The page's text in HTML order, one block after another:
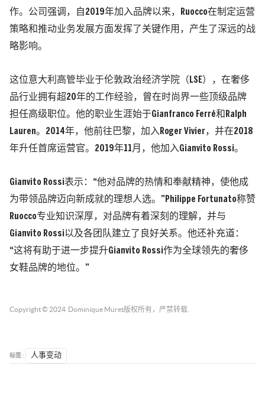
作。公司强调，自2019年加入品牌以来，Ruocco在制定运营
策略和推动业务发展方面发挥了关键作用，产生了深远的战
略影响。
这位意大利高管毕业于伦敦政治经济学院（LSE），在奢侈
品行业拥有超20年的工作经验，曾在时尚界一些顶级品牌
担任高级职位。他的职业生涯始于Gianfranco Ferré和Ralph
Lauren。2014年，他前往巴黎，加入Roger Vivier，并在2018
年升任首席运营官。2019年11月，他加入Gianvito Rossi。
Gianvito Rossi表示：“他对品牌的热情和奉献精神，使他成
为带领品牌迈向新成就的理想人选。”Philippe Fortunato称赞
Ruocco专业知识深厚，对品牌有着深刻的理解，并与
Gianvito Rossi以及各团队建立了良好关系。他还补充道：
“这将有助于进一步提升Gianvito Rossi作为全球领先的奢侈
女鞋品牌的地位。”
Copyright © 2024 Dominique Muret版权所有，严禁转载.
标签 : 人事变动